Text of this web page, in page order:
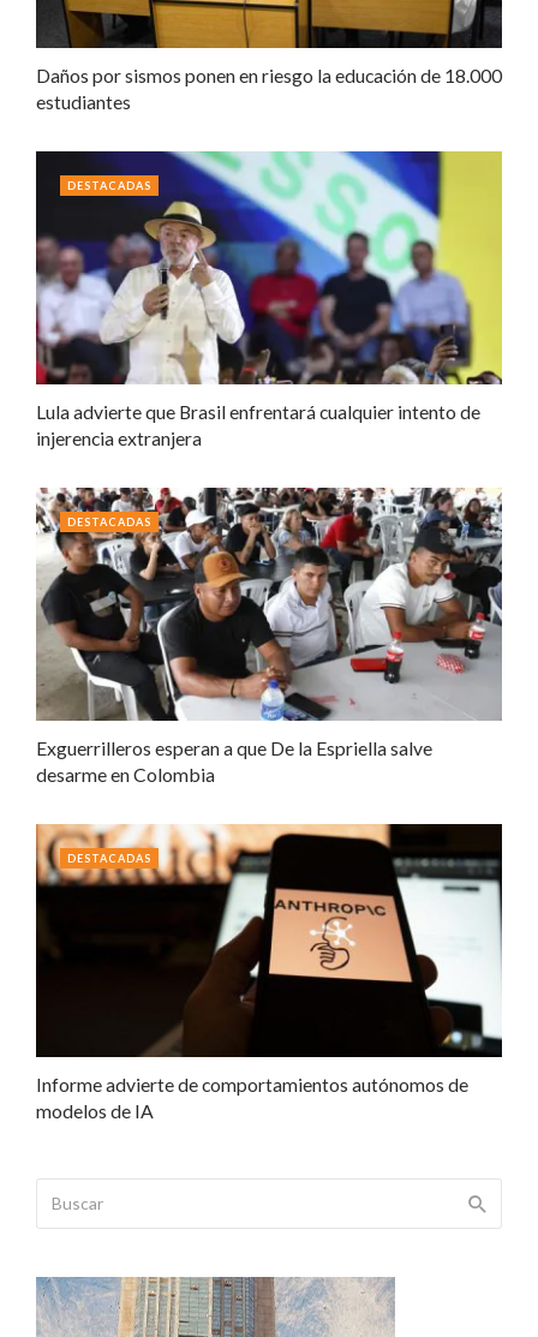
Daños por sismos ponen en riesgo la educación de 18.000
estudiantes
Lula advierte que Brasil enfrentará cualquier intento de
injerencia extranjera
DESTACADAS
Exguerrilleros esperan a que De la Espriella salve
desarme en Colombia
DESTACADAS
Informe advierte de comportamientos autónomos de
modelos de IA
DESTACADAS